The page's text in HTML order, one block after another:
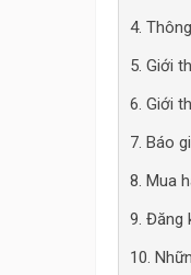
4.
5. Giới
6. Giới
7. Báo
8. Mua
9. Đăng
10.